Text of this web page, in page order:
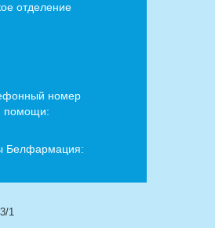
отделение
номер
помощи:
Белфармация:
1